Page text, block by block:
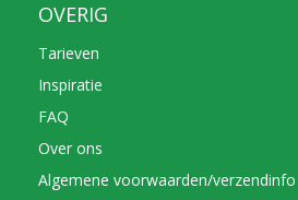
OVERIG
Tarieven
Inspiratie
FAQ
Over ons
Algemene voorwaarden/verzendinfo